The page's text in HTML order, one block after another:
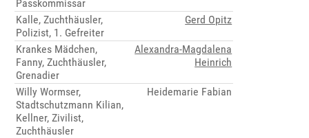
Passkommissar
Kalle, Zuchthäusler,
Polizist, 1. Gefreiter
Gerd Opitz
Krankes Mädchen,
Fanny, Zuchthäusler,
Grenadier
Alexandra-Magdalena
Heinrich
Willy Wormser,
Stadtschutzmann Kilian,
Kellner, Zivilist,
Zuchthäusler
Heidemarie Fabian